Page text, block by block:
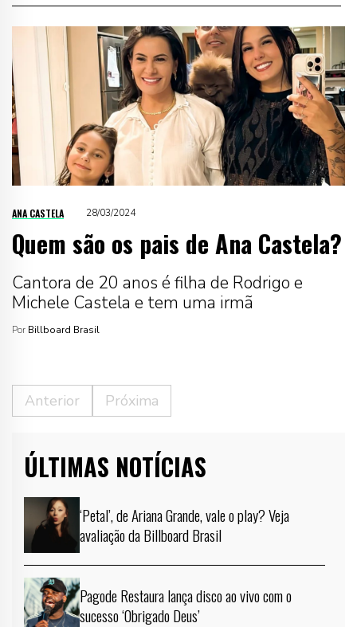
ANA CASTELA 28/03/2024
Quem são os pais de Ana Castela?
Cantora de 20 anos é filha de Rodrigo e
Michele Castela e tem uma irmã
Por Billboard Brasil
Anterior Próxima
ÚLTIMAS NOTÍCIAS
‘Petal’, de Ariana Grande, vale o play? Veja
avaliação da Billboard Brasil
Pagode Restaura lança disco ao vivo com o
sucesso ‘Obrigado Deus’